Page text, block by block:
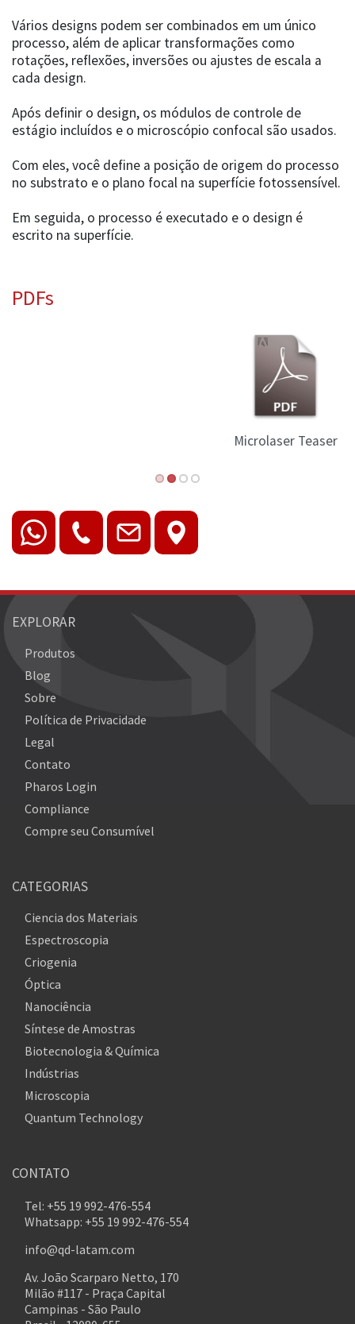
Vários designs podem ser combinados em um único
processo, além de aplicar transformações como
rotações, reflexões, inversões ou ajustes de escala a
cada design.
Após definir o design, os módulos de controle de
estágio incluídos e o microscópio confocal são usados.
Com eles, você define a posição de origem do processo
no substrato e o plano focal na superfície fotossensível.
Em seguida, o processo é executado e o design é
escrito na superfície.
PDFs
EXPLORAR
Produtos
Blog
Sobre
Política de Privacidade
Legal
Contato
Pharos Login
Compliance
Compre seu Consumível
CATEGORIAS
Ciencia dos Materiais
Espectroscopia
Criogenia
Óptica
Nanociência
Síntese de Amostras
Biotecnologia & Química
Indústrias
Microscopia
Quantum Technology
CONTATO
Tel: +55 19 992-476-554
Whatsapp: +55 19 992-476-554
info@qd-latam.com
Av. João Scarparo Netto, 170
Milão #117 - Praça Capital
Campinas - São Paulo